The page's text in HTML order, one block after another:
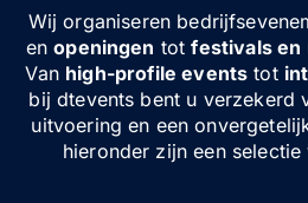
Wij organiseren
enopeningen totfestivals en
Van high-profile events tot
bij dtevents bent u verzekerd
uitvoering en een
hieronder zijn een